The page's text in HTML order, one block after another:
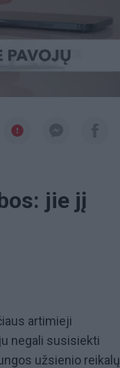
jie jį
artimieji
negali susisiekti
užsienio reikalų